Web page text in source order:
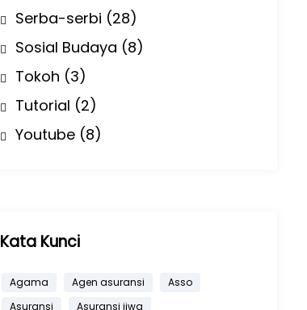
Serba-serbi (28)
Sosial Budaya (8)
Tokoh (3)
Tutorial (2)
Youtube (8)
Kata Kunci
Agama Agen asuransi
Asso
Asuransi
Asuransi jiwa